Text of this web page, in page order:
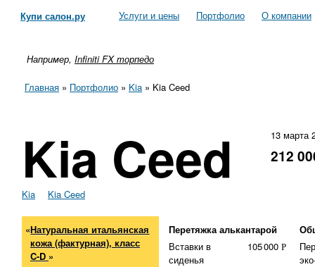
Купи салон.ру Услуги и цены Портфолио О компании
Например, Infiniti FX торпедо
Главная » Портфолио » Kia » Kia Ceed
Kia Ceed 13 марта
212
Kia Kia Ceed
«Натуральная итальянская
кожа (фактурная), класс
C-D »
Перетяжка алькантарой
Вставки в
сиденья
105000 Р